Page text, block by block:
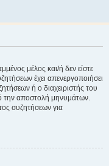
μέλος και/ή δεν είστε
έχει απενεργοποιήσει
ή ο διαχειριστής του
την αποστολή μηνυμάτων.
συζητήσεων για